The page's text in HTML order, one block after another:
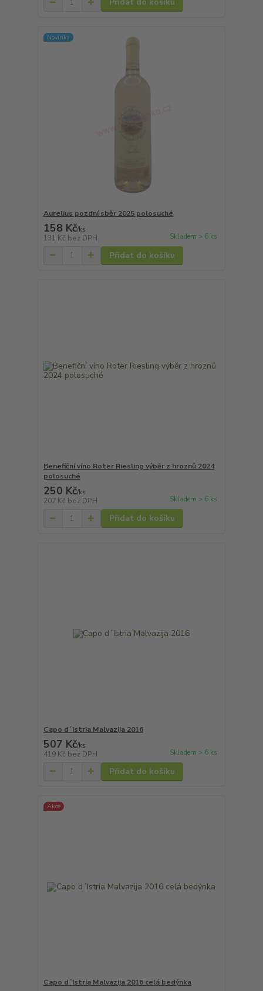
Novinka
Aurelius pozdní sběr 2025 polosuché
158 Kč/ks
131 Kč bez DPH Skladem > 6 ks
Přidat do košíku
Benefiční víno Roter Riesling výběr z hroznů 2024
polosuché
250 Kč/ks
207 Kč bez DPH Skladem > 6 ks
Přidat do košíku
Capo d´Istria Malvazija 2016
507 Kč/ks
419 Kč bez DPH Skladem > 6 ks
Přidat do košíku
Akce
Capo d´Istria Malvazija 2016 celá bedýnka